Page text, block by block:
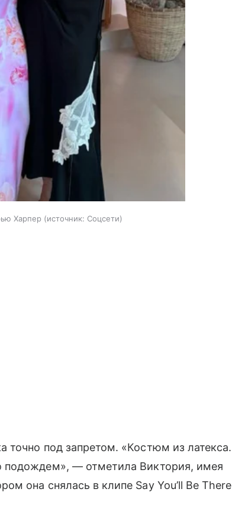
Харпер источник: Соцсети
точно под запретом. «Костюм из латекса.
подождем», — отметила Виктория, имея
она снялась в клипе Say You’ll Be There